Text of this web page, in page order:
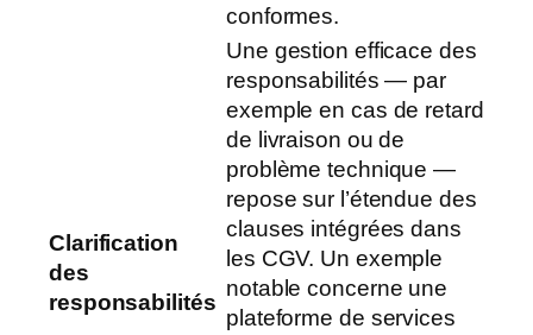
conformes.
Clarification
des
responsabilités
Une gestion efficace des
responsabilités — par
exemple en cas de retard
de livraison ou de
problème technique —
repose sur l’étendue des
clauses intégrées dans
les CGV. Un exemple
notable concerne une
plateforme de services